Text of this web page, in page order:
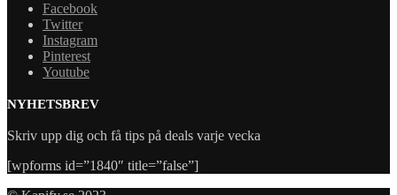
Facebook
Twitter
Instagram
Pinterest
Youtube
NYHETSBREV
Skriv upp dig och få tips på deals varje vecka
[wpforms id=”1840″ title=”false”]